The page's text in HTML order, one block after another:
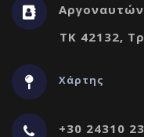
ΤΚ 42132,
Χάρτης
+30 24310